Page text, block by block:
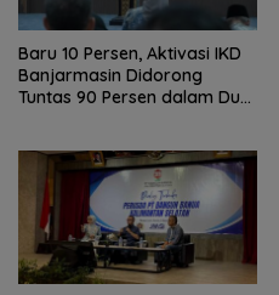
Baru 10 Persen, Aktivasi IKD
Banjarmasin Didorong
Tuntas 90 Persen dalam Dua